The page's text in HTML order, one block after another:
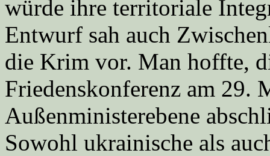
würde ihre territoriale
Entwurf sah auch
die Krim vor. Man hoffte,
Friedenskonferenz am 29.
Außenministerebene
Sowohl ukrainische als